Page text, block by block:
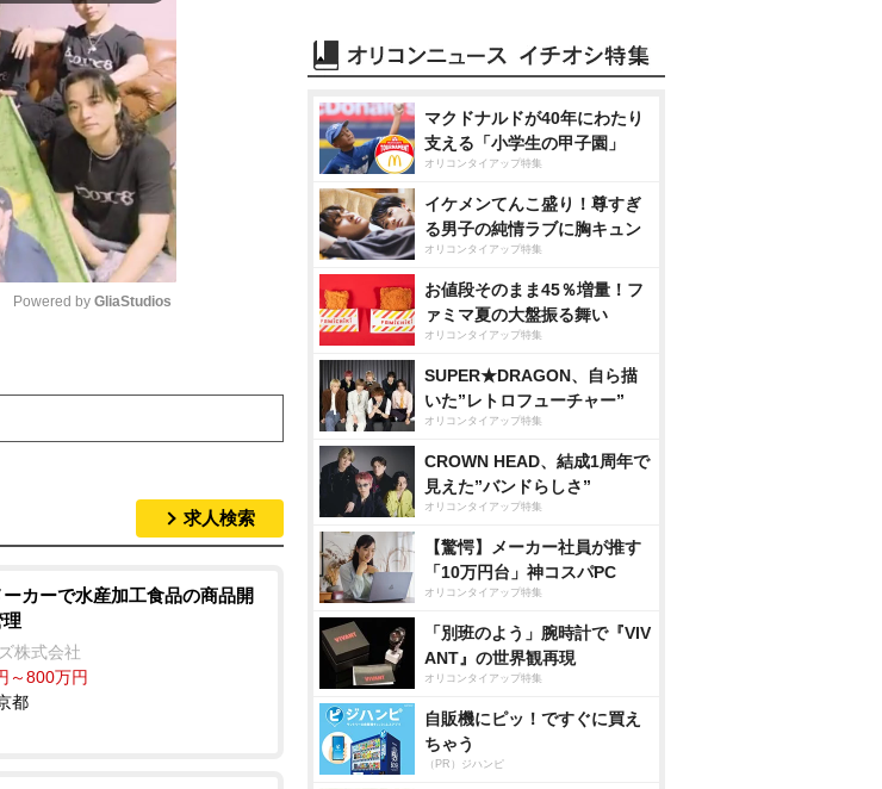
u
Powered by GliaStudios
求人検索
カーで水産加工食品の商品開
理
株式会社
～800万円
都
マクドナルドが40年にわたり
支える「小学生の甲子園」
オリコンタイアップ特集
イケメンてんこ盛り！尊すぎ
る男子の純情ラブに胸キュン
オリコンタイアップ特集
お値段そのまま45％増量！フ
ァミマ夏の大盤振る舞い
オリコンタイアップ特集
SUPER★DRAGON、自ら描
いた”レトロフューチャー”
オリコンタイアップ特集
CROWN HEAD、結成1周年で
見えた”バンドらしさ”
オリコンタイアップ特集
【驚愕】メーカー社員が推す
「10万円台」神コスパPC
オリコンタイアップ特集
「別班のよう」腕時計で『VIV
ANT』の世界観再現
オリコンタイアップ特集
自販機にピッ！ですぐに買え
ちゃう
（PR）ジハンピ